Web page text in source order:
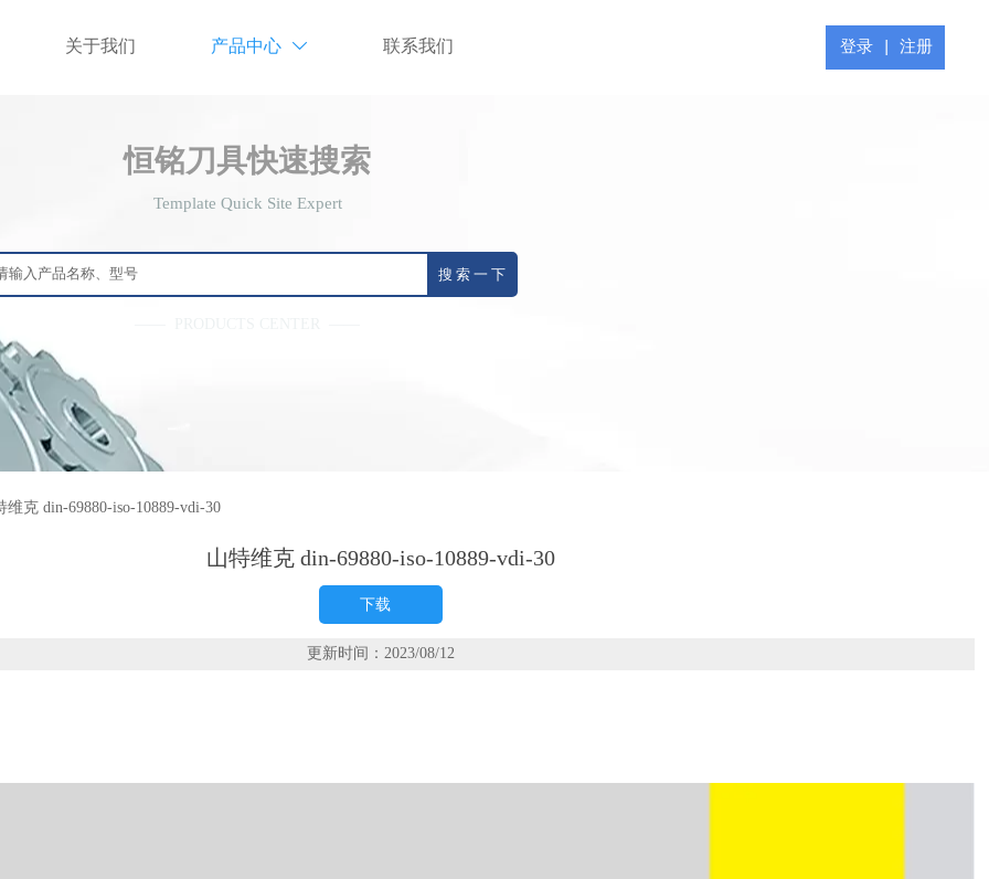
关于我们 产品中心  联系我们 登录 | 注册
恒铭刀具快速搜索
Template Quick Site Expert
搜 索 一 下
维克 din-69880-iso-10889-vdi-30
山特维克 din-69880-iso-10889-vdi-30
下载
更新时间：2023/08/12